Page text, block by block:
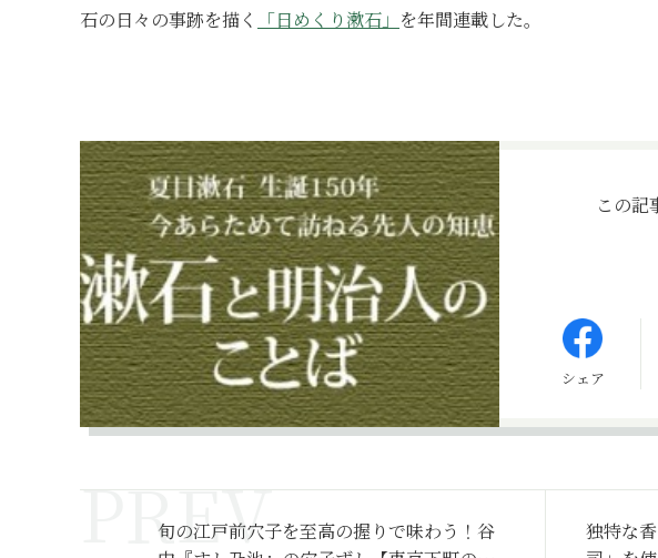
石の日々の事跡を描く
「日めくり漱石」 を年間連載した。
この記
シェア
旬の江戸前穴子を至高の握りで味わう！谷
独特な